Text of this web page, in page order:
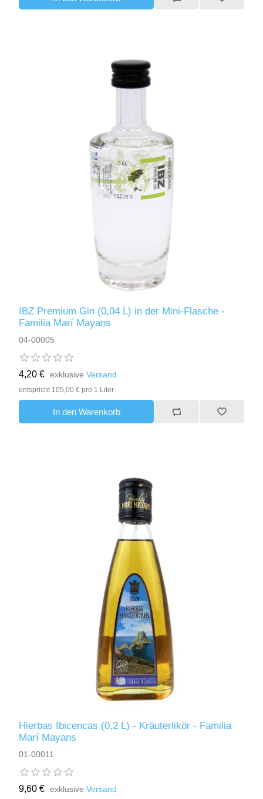
IBZ Premium Gin (0,04 L) in der Mini-Flasche -
Familia Marí Mayans
04-00005
4,20 € exklusiveVersand
entspricht 105,00 € pro 1 Liter
In den Warenkorb
Hierbas Ibicencas (0,2 L) - Kräuterlikör - Familia
Marí Mayans
01-00011
9,60 € exklusiveVersand